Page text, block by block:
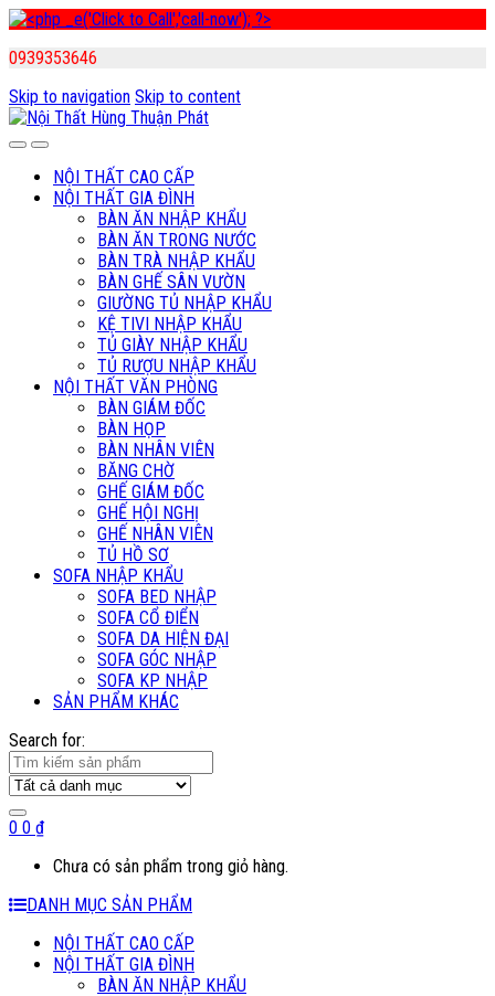
0939353646
Skip to navigation Skip to content
NỘI THẤT CAO CẤP
NỘI THẤT GIA ĐÌNH
BÀN ĂN NHẬP KHẨU
BÀN ĂN TRONG NƯỚC
BÀN TRÀ NHẬP KHẨU
BÀN GHẾ SÂN VƯỜN
GIƯỜNG TỦ NHẬP KHẨU
KỆ TIVI NHẬP KHẨU
TỦ GIÀY NHẬP KHẨU
TỦ RƯỢU NHẬP KHẨU
NỘI THẤT VĂN PHÒNG
BÀN GIÁM ĐỐC
BÀN HỌP
BÀN NHÂN VIÊN
BĂNG CHỜ
GHẾ GIÁM ĐỐC
GHẾ HỘI NGHỊ
GHẾ NHÂN VIÊN
TỦ HỒ SƠ
SOFA NHẬP KHẨU
SOFA BED NHẬP
SOFA CỔ ĐIỂN
SOFA DA HIỆN ĐẠI
SOFA GÓC NHẬP
SOFA KP NHẬP
SẢN PHẨM KHÁC
Search for:
0 0 ₫
Chưa có sản phẩm trong giỏ hàng.
DANH MỤC SẢN PHẨM
NỘI THẤT CAO CẤP
NỘI THẤT GIA ĐÌNH
BÀN ĂN NHẬP KHẨU